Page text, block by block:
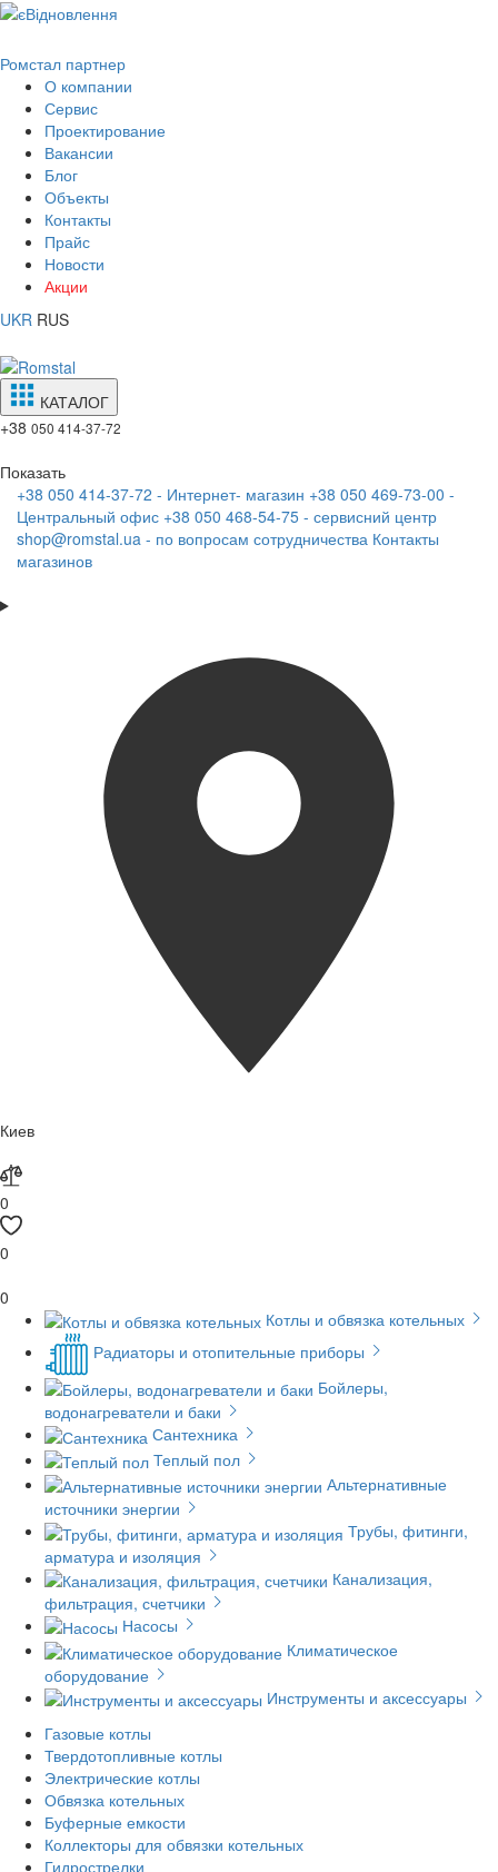
Ромстал партнер
О компании
Сервис
Проектирование
Вакансии
Блог
Объекты
Контакты
Прайс
Новости
Акции
UKR RUS
КАТАЛОГ
+38 050 414-37-72
Показать
+38 050 414-37-72 - Интернет- магазин +38 050 469-73-00 -
Центральный офис +38 050 468-54-75 - сервисний центр
shop@romstal.ua - по вопросам сотрудничества Контакты
магазинов
Киев
0
0
0
Котлы и обвязка котельных
Радиаторы и отопительные приборы
Бойлеры,
водонагреватели и баки
Сантехника
Теплый пол
Альтернативные
источники энергии
Трубы, фитинги,
арматура и изоляция
Канализация,
фильтрация, счетчики
Насосы
Климатическое
оборудование
Инструменты и аксессуары
Газовые котлы
Твердотопливные котлы
Электрические котлы
Обвязка котельных
Буферные емкости
Коллекторы для обвязки котельных
Гидрострелки